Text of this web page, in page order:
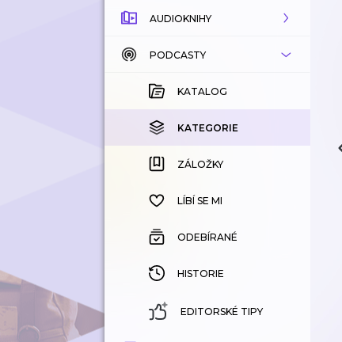
AUDIOKNIHY
KATALOG
KOUPENÉ
KATEGORIE
ZÁLOŽKY
HISTORIE
PODCASTY
KATALOG
KATEGORIE
ZÁLOŽKY
LÍBÍ SE MI
ODEBÍRANÉ
HISTORIE
EDITORSKÉ TIPY